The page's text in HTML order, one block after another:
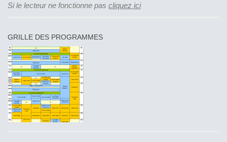
Si le lecteur ne fonctionne pas cliquez ici
GRILLE DES PROGRAMMES